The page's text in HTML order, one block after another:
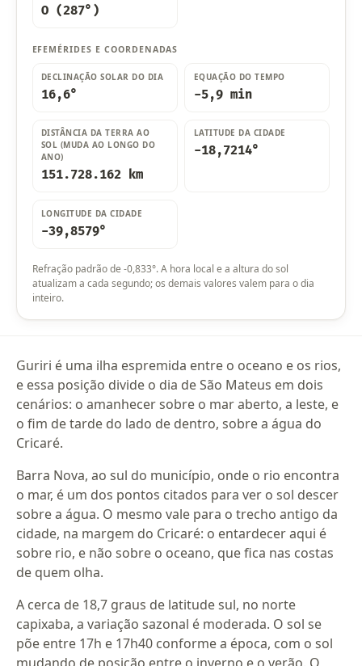
O (287°)
EFEMÉRIDES E COORDENADAS
DECLINAÇÃO SOLAR DO DIA
16,6°
EQUAÇÃO DO TEMPO
-5,9 min
DISTÂNCIA DA TERRA AO
SOL (MUDA AO LONGO DO
ANO)
151.728.162 km
LATITUDE DA CIDADE
-18,7214°
LONGITUDE DA CIDADE
-39,8579°
Refração padrão de -0,833°. A hora local e a altura do sol
atualizam a cada segundo; os demais valores valem para o dia
inteiro.
Guriri é uma ilha espremida entre o oceano e os rios,
e essa posição divide o dia de São Mateus em dois
cenários: o amanhecer sobre o mar aberto, a leste, e
o fim de tarde do lado de dentro, sobre a água do
Cricaré.
Barra Nova, ao sul do município, onde o rio encontra
o mar, é um dos pontos citados para ver o sol descer
sobre a água. O mesmo vale para o trecho antigo da
cidade, na margem do Cricaré: o entardecer aqui é
sobre rio, e não sobre o oceano, que fica nas costas
de quem olha.
A cerca de 18,7 graus de latitude sul, no norte
capixaba, a variação sazonal é moderada. O sol se
põe entre 17h e 17h40 conforme a época, com o sol